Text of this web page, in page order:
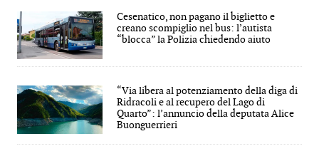
Cesenatico, non pagano il biglietto e
creano scompiglio nel bus: l’autista
“blocca” la Polizia chiedendo aiuto
“Via libera al potenziamento della diga di
Ridracoli e al recupero del Lago di
Quarto”: l’annuncio della deputata Alice
Buonguerrieri